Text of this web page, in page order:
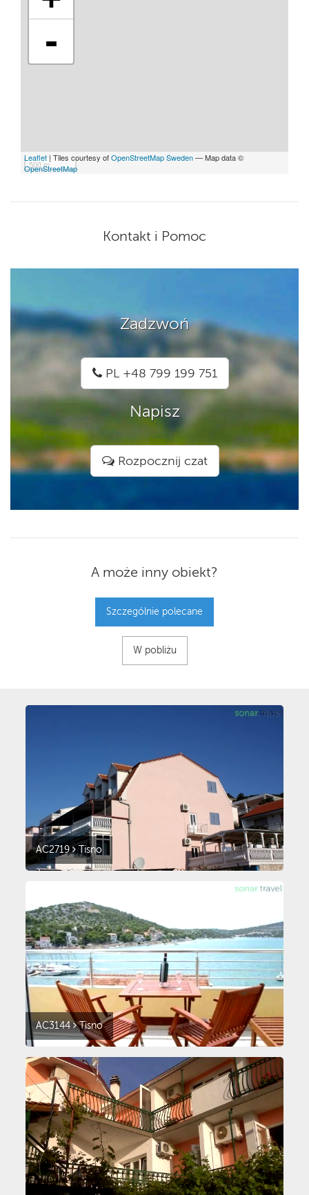
-
500 m
Leaflet | Tiles courtesy ofOpenStreetMap Sweden— Map data ©
OpenStreetMap
Kontakt i Pomoc
Zadzwoń
PL +48 799 199 751
Napisz
Rozpocznij czat
A może inny obiekt?
Szczególnie polecane
W pobliżu
AC2719 Tisno
AC3144 Tisno